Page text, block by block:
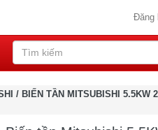
Đăng
/ BIẾN TẦN MITSUBISHI 5.5KW